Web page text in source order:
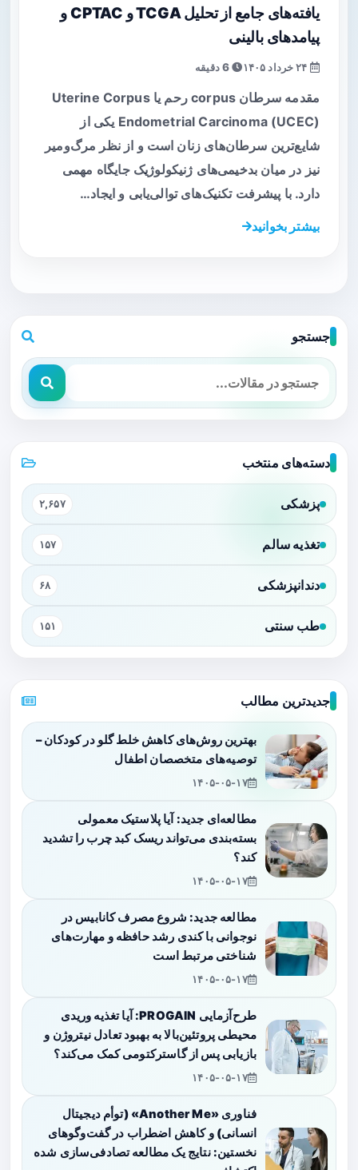
یافته‌های جامع از تحلیل TCGA و CPTAC و
پیامدهای بالینی
6 دقیقه
مقدمه سرطان corpus رحم یا Uterine Corpus
Endometrial Carcinoma (UCEC) یکی از
شایع‌ترین سرطان‌های زنان است و از نظر مرگ‌ومیر
نیز در میان بدخیمی‌های ژنیکولوژیک جایگاه مهمی
دارد. با پیشرفت تکنیک‌های توالی‌یابی و ایجاد…
بیشتر بخوانید
جستجو
دسته‌های منتخب
پزشکی ۲,۶۵۷
تغذیه سالم ۱۵۷
دندانپزشکی ۶۸
طب سنتی ۱۵۱
جدیدترین مطالب
بهترین روش‌های کاهش خلط گلو در کودکان –
توصیه‌های متخصصان اطفال
۱۴۰۵-۰۵-۱۷
مطالعه‌ای جدید: آیا پلاستیک معمولی
بسته‌بندی می‌تواند ریسک کبد چرب را تشدید
کند؟
۱۴۰۵-۰۵-۱۷
مطالعه جدید: شروع مصرف کانابیس در
نوجوانی با کندی رشد حافظه و مهارت‌های
شناختی مرتبط است
۱۴۰۵-۰۵-۱۷
طرح‌آزمایی PROGAIN: آیا تغذیه وریدی
محیطی پروتئین‌بالا به بهبود تعادل نیتروژن و
بازیابی پس از گاسترکتومی کمک می‌کند؟
۱۴۰۵-۰۵-۱۷
فناوری «Another Me» (توأم دیجیتال
انسانی) و کاهش اضطراب در گفت‌وگوهای
نخستین: نتایج یک مطالعه تصادفی‌سازی شده